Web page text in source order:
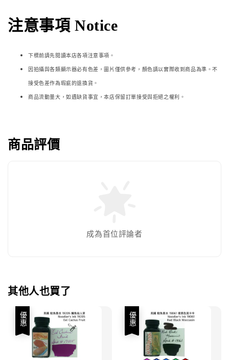
注意事項 Notice
下標前請先閱讀本店各項注意事項。
因拍攝與各類顯示器必有色差，圖片僅供參考，顏色請以實際收到商品為準。不
接受色差作為瑕疵的退換貨。
商品流動量大，如遇缺貨事宜，本店保留訂單接受與拒絕之權利。
商品評價
成為首位評論者
其他人也買了
優惠 優惠